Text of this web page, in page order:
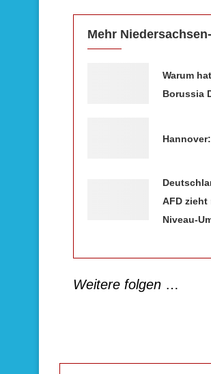
Mehr
Warum
Borussia
AFD
Niveau-
Weitere folgen …